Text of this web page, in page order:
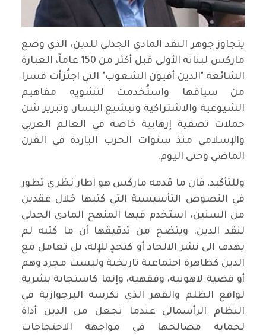
يتجاوز جوهر النقد المادي الجدلي للدين، الذي وضع
ماركس لبناته الأولى قبل أكثر من 150 عاماً، العبارة
الشائعة "الدين أفيون الشعوب" التي اجتُزأت قسرا
من سياقها واستُخدمت لتشويه مفاهيم
الشيوعية والاشتراكية وتبشيع اليسار، وتبرير شن
حملات تصفية إرهابية خاصة في العالم العربي
والإسلامي منذ سنوات الحرب الباردة في القرن
الماضي وحتى اليوم.
وللتأكيد، فان ما قدمه ماركس هو اطار نظري تطور
في النصوص التأسيسية التي كتبها خلال عقدين
من السنين، استخدم فيها المنهج المادي الجدلي
لنقد الدين. ويتضح من تدقيقها أن ما كتبه لم
يهدف الى نشر الالحاد أو كتحدٍ للإله، بل تعامل مع
الدين كظاهرة اجتماعية تاريخية وليست مجرد وهم
أو قضية لاهوتية، وفقهية، وإنما كاستجابة بشرية
لواقع الظلم والقهر الذي تكرسه البرجوازية في
النظام الرأسمالي عندما تجعل من الدين أداة
لحماية مصالحها في مواجهة الاحتجاجات